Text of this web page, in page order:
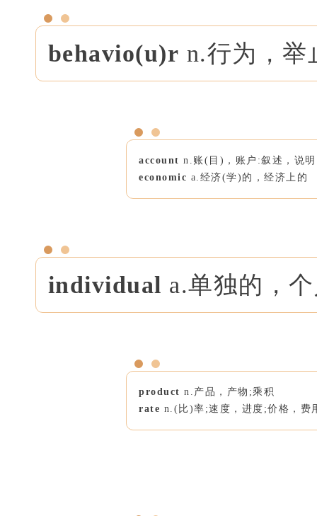
behavio(u)r n.行为，举
accountn.账(目)，账户:叙述，说
economic a.经济(学)的，经济上的
individual a.单独的，
productn.产品，产物;乘积
rate n.(比)率;速度，进度;价格，费